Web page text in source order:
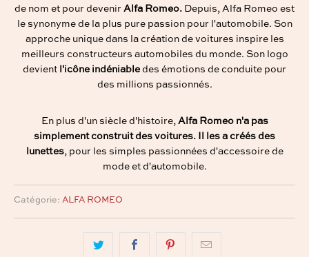
de nom et pour devenir Alfa Romeo. Depuis, Alfa Romeo est
le synonyme de la plus pure passion pour l'automobile. Son
approche unique dans la création de voitures inspire les
meilleurs constructeurs automobiles du monde. Son logo
devient l'icône indéniabledes émotions de conduite pour
des millions passionnés.
En plus d'un siècle d'histoire, Alfa Romeo n'a pas
simplement construit des voitures. Il les a créés des
lunettes, pour les simples passionnées d'accessoire de
mode et d'automobile.
Catégorie: ALFA ROMEO